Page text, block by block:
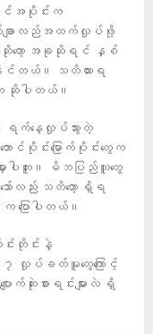
င်အပိုင်းက
ပတ်ချာလည်အထက်လှုပ်ဖို့
ဆိုတော့ အခုဆိုရင် နှစ်
နိုင်တယ်။ သတိထားရ
က ဆိုပါတယ်။
က်နေ့လှုပ်သွားတဲ့
ပိုင်းမြောက်ပိုင်းတွေက
ပါဘူး။ မိဘပြည်သူတွေ
ာ်လည်း သတိတော့ ရှိရ
ြောပါတယ်။
တိုင်းနဲ့
၇ လှုပ်ခတ်မူတွေကြောင့်
က်ဆုဲးစားရင်းများလဲ ရှိ